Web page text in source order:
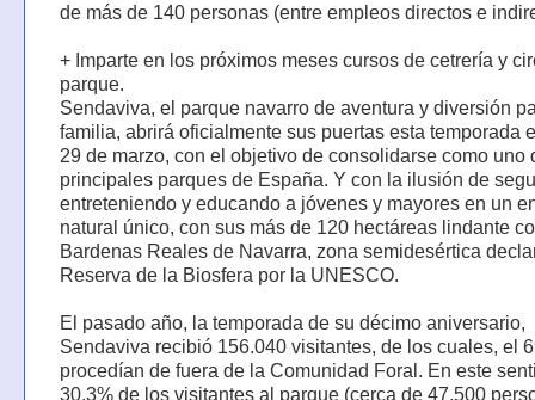
de más de 140 personas (entre empleos directos e
+ Imparte en los próximos meses cursos de cetrería y
parque.
Sendaviva, el parque navarro de aventura y diversión
familia, abrirá oficialmente sus puertas esta temporada
29 de marzo, con el objetivo de consolidarse como uno
principales parques de España. Y con la ilusión de
entreteniendo y educando a jóvenes y mayores en un
natural único, con sus más de 120 hectáreas lindante
Bardenas Reales de Navarra, zona semidesértica
Reserva de la Biosfera por la UNESCO.
El pasado año, la temporada de su décimo aniversario,
Sendaviva recibió 156.040 visitantes, de los cuales, el
procedían de fuera de la Comunidad Foral. En este
30,3% de los visitantes al parque (cerca de 47.500